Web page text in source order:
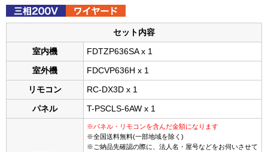
セット内容
室内機 FDTZP636SA x 1
室外機 FDCVP636H x 1
リモコン RC-DX3D x 1
パネル T-PSCLS-6AW x 1
※パネル・リモコンを含んだ金額になります
※全国送料無料(一部地域を除く)
※ご納品先確認の際に、法人名・屋号などをお伺いさせて